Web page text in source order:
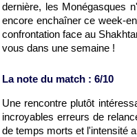
dernière, les Monégasques
encore enchaîner ce week-
confrontation face au
vous dans une semaine !
La note du match : 6/10
Une rencontre plutôt
incroyables erreurs de
de temps morts et l'intensité